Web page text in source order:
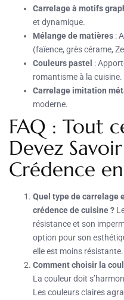
Carrelage à motifs
et dynamique.
Mélange de matières :
(faïence, grès cérame,
Couleurs pastel :
romantisme à la cuisine.
Carrelage imitation
moderne.
FAQ : Tout
Devez
Crédence
Quel type de carrelage
crédence de cuisine ?
résistance et son
option pour son
elle est moins résistante.
Comment choisir la
La couleur doit
Les couleurs claires